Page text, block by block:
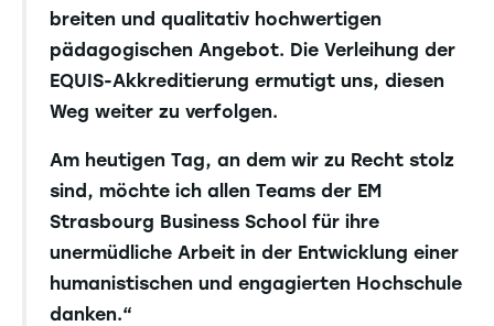
breiten und qualitativ hochwertigen
pädagogischen Angebot. Die Verleihung der
EQUIS-Akkreditierung ermutigt uns, diesen
Weg weiter zu verfolgen.
Am heutigen Tag, an dem wir zu Recht stolz
sind, möchte ich allen Teams der EM
Strasbourg Business School für ihre
unermüdliche Arbeit in der Entwicklung einer
humanistischen und engagierten Hochschule
danken.“